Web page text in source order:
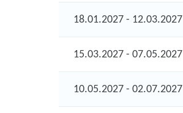
18.01.2027 - 12.03.2027
15.03.2027 - 07.05.2027
10.05.2027 - 02.07.2027